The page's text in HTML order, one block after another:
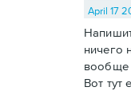
April 17
ничего
вообще
Вот тут